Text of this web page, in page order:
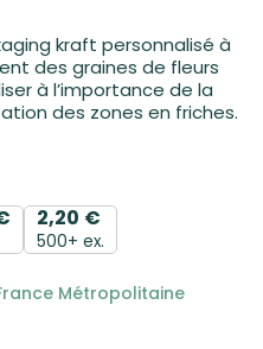
kraft personnalisé à
des graines de fleurs
à l’importance de la
des zones en friches.
2,20 €
500+ ex.
Métropolitaine